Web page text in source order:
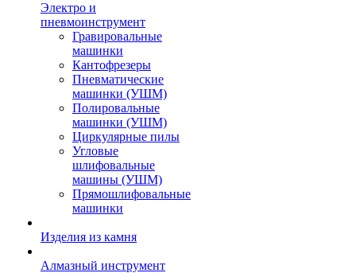
Электро и
пневмоинструмент
Гравировальные
машинки
Кантофрезеры
Пневматические
машинки (УШМ)
Полировальные
машинки (УШМ)
Циркулярные пилы
Угловые
шлифовальные
машины (УШМ)
Прямошлифовальные
машинки
Изделия из камня
Алмазный инструмент